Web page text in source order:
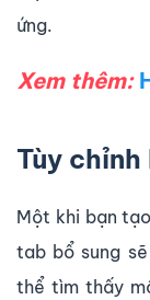
ứng.
Xem thêm:
Tùy
Một khi bạn
tab bổ sung
thể tìm thấy